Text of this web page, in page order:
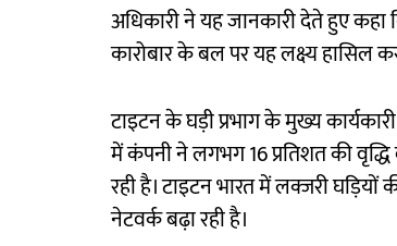
अधिकारी ने यह जानकारी देते हुए कहा
कारोबार के बल पर यह लक्ष्य हासिल
टाइटन के घड़ी प्रभाग के मुख्य
में कंपनी ने लगभग 16 प्रतिशत की
रही है। टाइटन भारत में लक्जरी
नेटवर्क बढ़ा रही है।